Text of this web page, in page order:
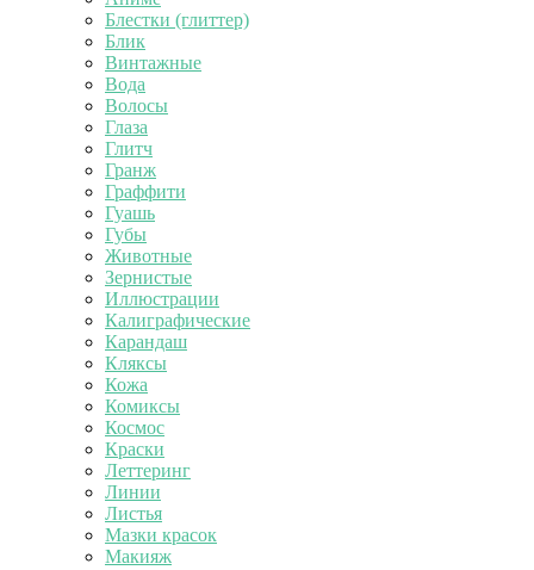
Блестки (глиттер)
Блик
Винтажные
Вода
Волосы
Глаза
Глитч
Гранж
Граффити
Гуашь
Губы
Животные
Зернистые
Иллюстрации
Калиграфические
Карандаш
Кляксы
Кожа
Комиксы
Космос
Краски
Леттеринг
Линии
Листья
Мазки красок
Макияж